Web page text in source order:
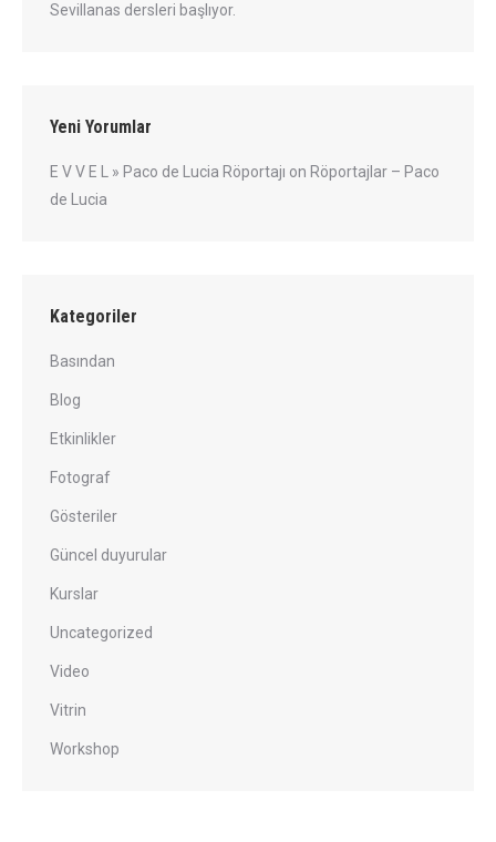
Sevillanas dersleri başlıyor.
Yeni Yorumlar
E V V E L » Paco de Lucia Röportajı on Röportajlar – Paco
de Lucia
Kategoriler
Basından
Blog
Etkinlikler
Fotograf
Gösteriler
Güncel duyurular
Kurslar
Uncategorized
Video
Vitrin
Workshop